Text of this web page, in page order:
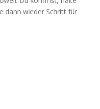
dann wieder Schritt für